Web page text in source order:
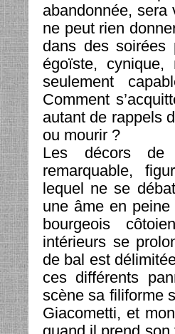
abandonnée, sera
ne peut rien
dans des soirées
égoïste,
seulement
Comment
autant de rappels
ou mourir ?
Les décors de
remarquable,
lequel ne se
une âme en
bourgeois
intérieurs se
de bal est
ces différents
scène sa filiforme
Giacometti, et